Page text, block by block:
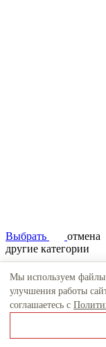
Выбрать
отмена
другие категории
Накладки на
Мы используем файлы
улучшения работы
соглашаетесь с